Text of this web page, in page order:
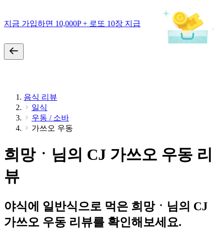
지금 가입하면 10,000P + 로또 10장 지급
음식 리뷰
일식
우동 / 소바
가쓰오 우동
희망ㆍ님의 CJ 가쓰오 우동 리
뷰
야식에 일반식으로 먹은 희망ㆍ님의 CJ
가쓰오 우동 리뷰를 확인해보세요.